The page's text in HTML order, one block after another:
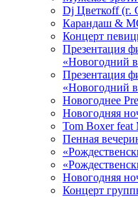
Dj Цветкоff (г.
Карандаш &
Концерт
Презентация
«Новогодний
Презентация
«Новогодний
Новогоднее
Новогодняя
Tom Boxer feat
Пенная
Новогодняя
Концерт